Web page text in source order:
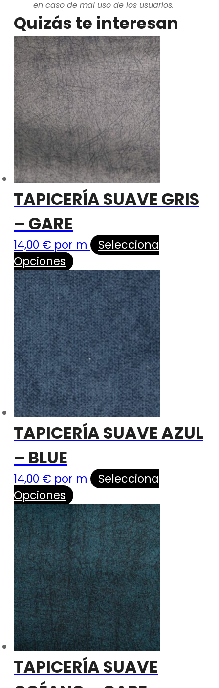
en caso de mal uso de los usuarios.
Quizás te interesan
TAPICERÍA SUAVE GRIS
– GARE
14,00 € por m
Selecciona
Opciones
TAPICERÍA SUAVE AZUL
– BLUE
14,00 € por m
Selecciona
Opciones
TAPICERÍA SUAVE